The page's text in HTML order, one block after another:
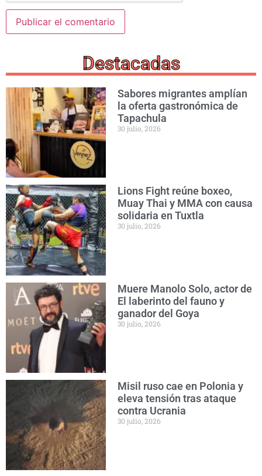
Destacadas
Sabores migrantes amplían
la oferta gastronómica de
Tapachula
30 julio, 2026
Lions Fight reúne boxeo,
Muay Thai y MMA con causa
solidaria en Tuxtla
30 julio, 2026
Muere Manolo Solo, actor de
El laberinto del fauno y
ganador del Goya
30 julio, 2026
Misil ruso cae en Polonia y
eleva tensión tras ataque
contra Ucrania
30 julio, 2026